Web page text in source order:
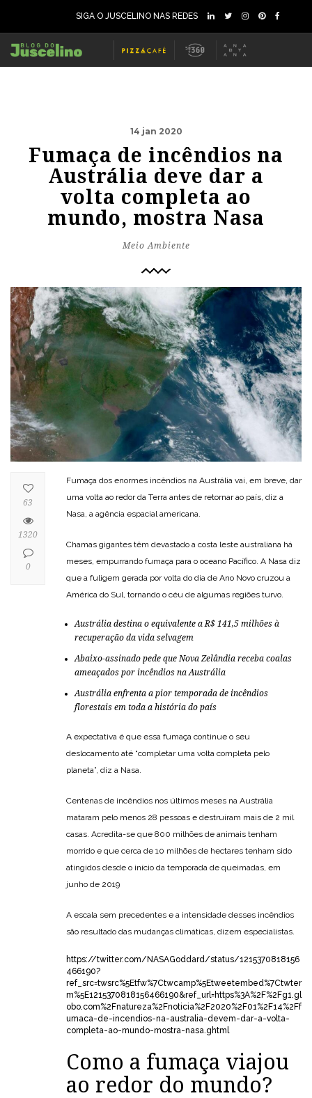
SIGA O JUSCELINO NAS REDES
14 jan 2020
Fumaça de incêndios na
Austrália deve dar a
volta completa ao
mundo, mostra Nasa
Meio Ambiente
Fumaça dos enormes incêndios na Austrália vai, em breve, dar
uma volta ao redor da Terra antes de retornar ao país, diz a
Nasa, a agência espacial americana.
Chamas gigantes têm devastado a costa leste australiana há
meses, empurrando fumaça para o oceano Pacífico. A Nasa diz
que a fuligem gerada por volta do dia de Ano Novo cruzou a
América do Sul, tornando o céu de algumas regiões turvo.
Austrália destina o equivalente a R$ 141,5 milhões à
recuperação da vida selvagem
Abaixo-assinado pede que Nova Zelândia receba coalas
ameaçados por incêndios na Austrália
Austrália enfrenta a pior temporada de incêndios
florestais em toda a história do país
A expectativa é que essa fumaça continue o seu
deslocamento até “completar uma volta completa pelo
planeta”, diz a Nasa.
Centenas de incêndios nos últimos meses na Austrália
mataram pelo menos 28 pessoas e destruíram mais de 2 mil
casas. Acredita-se que 800 milhões de animais tenham
morrido e que cerca de 10 milhões de hectares tenham sido
atingidos desde o início da temporada de queimadas, em
junho de 2019
A escala sem precedentes e a intensidade desses incêndios
são resultado das mudanças climáticas, dizem especialistas.
https://twitter.com/NASAGoddard/status/1215370818156
466190?
ref_src=twsrc%5Etfw%7Ctwcamp%5Etweetembed%7Ctwter
m%5E1215370818156466190&ref_url=https%3A%2F%2Fg1.gl
obo.com%2Fnatureza%2Fnoticia%2F2020%2F01%2F14%2Ff
umaca-de-incendios-na-australia-devem-dar-a-volta-
completa-ao-mundo-mostra-nasa.ghtml
Como a fumaça viajou
ao redor do mundo?
63
1320
0